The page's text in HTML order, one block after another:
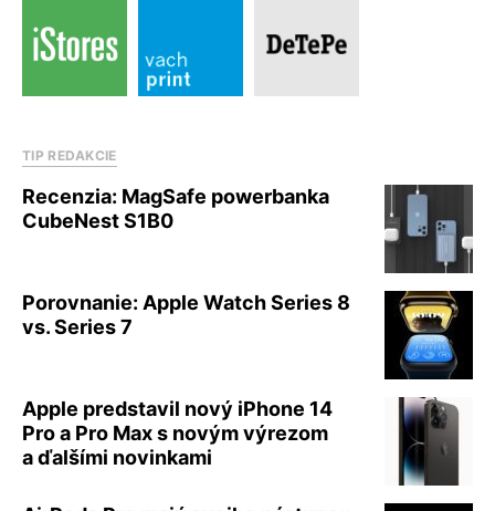
TIP REDAKCIE
Recenzia: MagSafe powerbanka
CubeNest S1B0
Porovnanie: Apple Watch Series 8
vs. Series 7
Apple predstavil nový iPhone 14
Pro a Pro Max s novým výrezom
a ďalšími novinkami